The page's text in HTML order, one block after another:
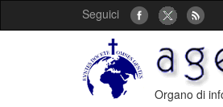
Seguici
Organo di